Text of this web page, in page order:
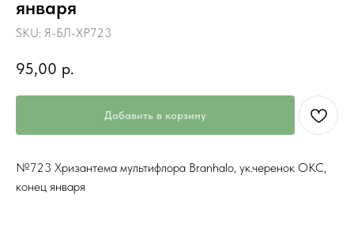
января
SKU: Я-БЛ-ХР723
95,00 р.
Добавить в корзину
№723 Хризантема мультифлора Branhalo, ук.черенок ОКС,
конец января